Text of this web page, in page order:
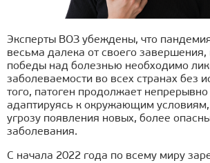
Эксперты ВОЗ убеждены, что
весьма далека от своего
победы над болезнью необходимо
заболеваемости во всех странах без
того, патоген продолжает непрерывно
адаптируясь к окружающим условиям,
угрозу появления новых, более
заболевания.
С начала 2022 года по всему миру